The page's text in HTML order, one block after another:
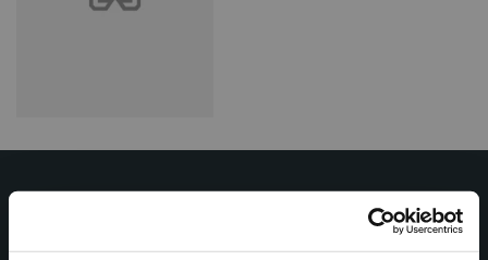
Studentlitteratur grundades 1963 och är idag Sveriges